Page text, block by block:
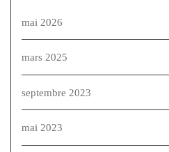
mai 2026
mars 2025
septembre 2023
mai 2023